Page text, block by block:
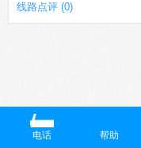
线路点评 (0)
电话 帮助